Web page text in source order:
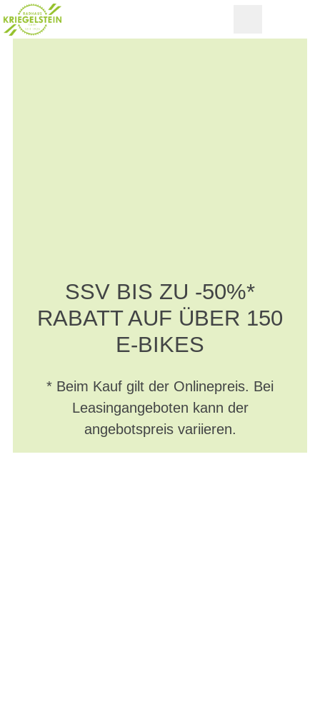
SSV BIS ZU -50%*
RABATT AUF ÜBER 150
E-BIKES
* Beim Kauf gilt der Onlinepreis. Bei
Leasingangeboten kann der
angebotspreis variieren.